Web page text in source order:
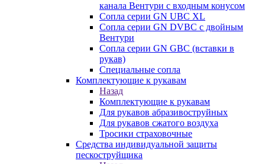
канала Вентури c входным конусом
Сопла серии GN UBC XL
Сопла серии GN DVBC с двойным
Вентури
Сопла серии GN GBC (вставки в
рукав)
Специальные сопла
Комплектующие к рукавам
Назад
Комплектующие к рукавам
Для рукавов абразивоструйных
Для рукавов сжатого воздуха
Тросики страховочные
Средства индивидуальной защиты
пескоструйщика